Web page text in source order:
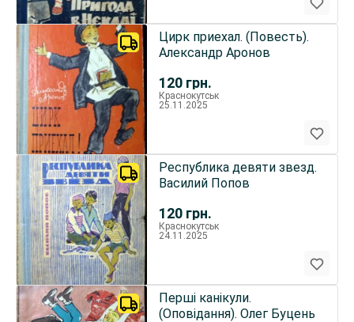
120 грн.
Цирк приехал. (Повесть).
Александр Аронов
Краснокутськ
25.11.2025
120 грн.
Республика девяти звезд.
Василий Попов
Краснокутськ
24.11.2025
Перші канікули.
(Оповідання). Олег Буцень